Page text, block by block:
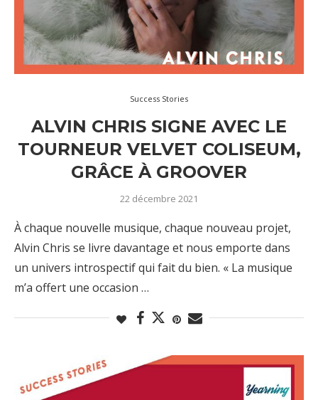
Success Stories
ALVIN CHRIS SIGNE AVEC LE
TOURNEUR VELVET COLISEUM,
GRÂCE À GROOVER
22 décembre 2021
À chaque nouvelle musique, chaque nouveau projet,
Alvin Chris se livre davantage et nous emporte dans
un univers introspectif qui fait du bien. « La musique
m’a offert une occasion …